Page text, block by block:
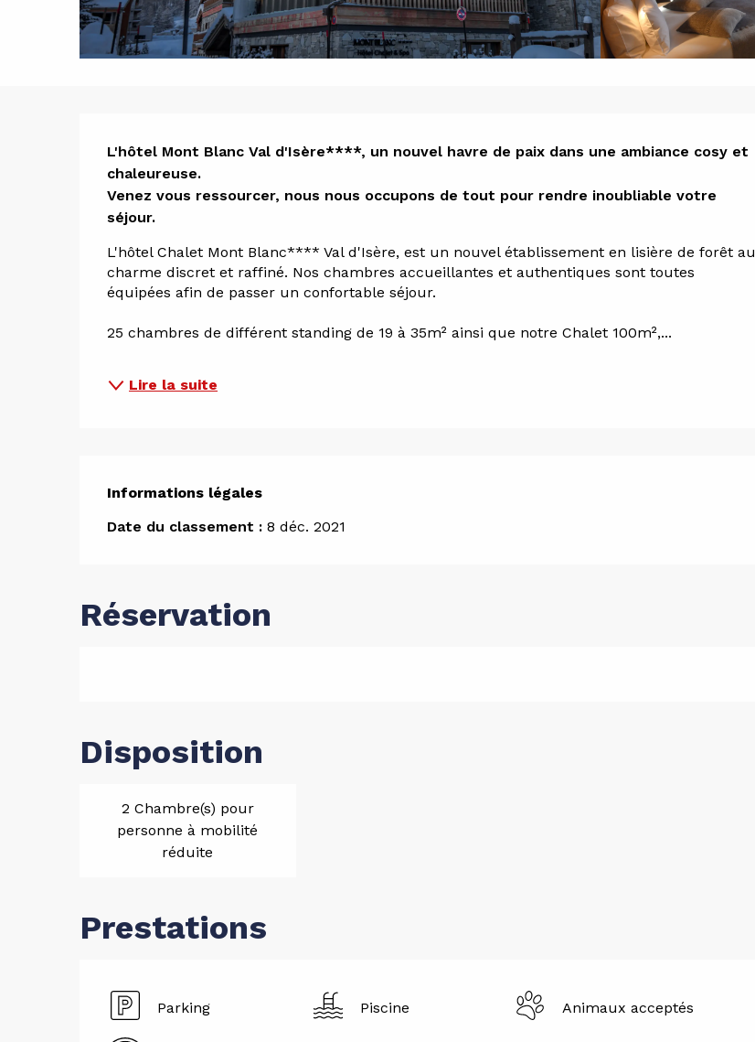
Description
L'hôtel Mont Blanc Val d'Isère****, un nouvel havre de paix dans une ambiance cosy et
chaleureuse.
Venez vous ressourcer, nous nous occupons de tout pour rendre inoubliable votre
séjour.
L'hôtel Chalet Mont Blanc**** Val d'Isère, est un nouvel établissement en lisière de forêt au
charme discret et raffiné. Nos chambres accueillantes et authentiques sont toutes
équipées afin de passer un confortable séjour.
25 chambres de différent standing de 19 à 35m² ainsi que notre Chalet 100m²,...
Lire la suite
Informations légales
Informations légales
Date du classement : 8 déc. 2021
Réservation
Disposition
2 Chambre(s) pour
personne à mobilité
réduite
Prestations
Parking Piscine Animaux acceptés